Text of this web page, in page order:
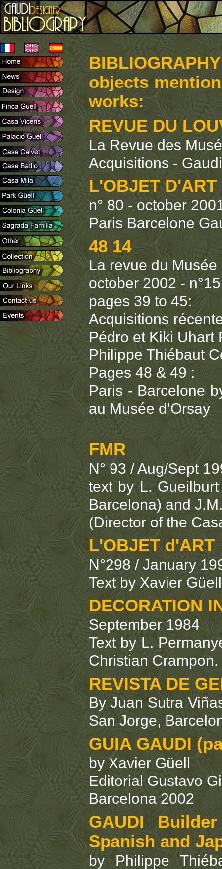
objects
works:
REVUE DU
La Revue des
Acquisitions -
L'OBJET D'ART
n° 80 - october
Paris Barcelone
48 14
La revue du Musée
october 2002 - n°15
pages 39 to 45:
Acquisitions
Pédro et Kiki Uhart
Philippe Thiébaut
Pages 48 & 49 :
Paris - Barcelone
au Musée d’Orsay
FMR
N° 93 / Aug/Sept
text by L.
Barcelona) and
(Director of the
L'OBJET d'ART
N°298 / January
Text by Xavier Güell
DECORATION
September 1984
Text by L.
Christian Crampon.
REVISTA DE
By Juan Sutra
San Jorge,
GUIA GAUDI
by Xavier Güell
Editorial Gustavo
Barcelona 2002
GAUDI
Spanish and
by Philippe